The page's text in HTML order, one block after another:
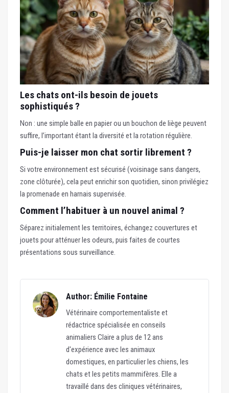
Les chats ont-ils besoin de jouets
sophistiqués ?
Non : une simple balle en papier ou un bouchon de liège peuvent
suffire, l’important étant la diversité et la rotation régulière.
Puis-je laisser mon chat sortir librement ?
Si votre environnement est sécurisé (voisinage sans dangers,
zone clôturée), cela peut enrichir son quotidien, sinon privilégiez
la promenade en harnais supervisée.
Comment l’habituer à un nouvel animal ?
Séparez initialement les territoires, échangez couvertures et
jouets pour atténuer les odeurs, puis faites de courtes
présentations sous surveillance.
Author: Émilie Fontaine
Vétérinaire comportementaliste et
rédactrice spécialisée en conseils
animaliers Claire a plus de 12 ans
d'expérience avec les animaux
domestiques, en particulier les chiens, les
chats et les petits mammifères. Elle a
travaillé dans des cliniques vétérinaires,